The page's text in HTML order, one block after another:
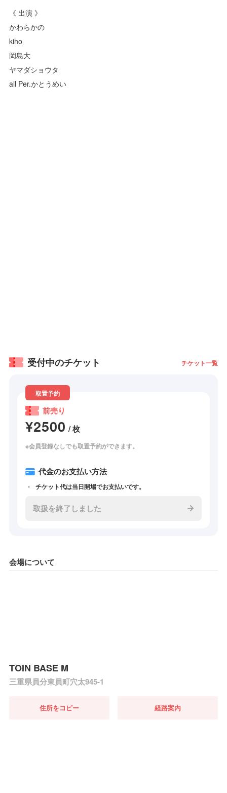
《 出演 》
かわらかの
kiho
岡島大
ヤマダショウタ
all Per.かとうめい
受付中のチケット チケット一覧
取置予約
前売り
¥2500 / 枚
※会員登録なしでも取置予約ができます。
代金のお支払い方法
チケット代は当日開場でお支払いです。
取扱を終了しました
会場について
TOIN BASE M
三重県員分東員町穴太945-1
住所をコピー 経路案内